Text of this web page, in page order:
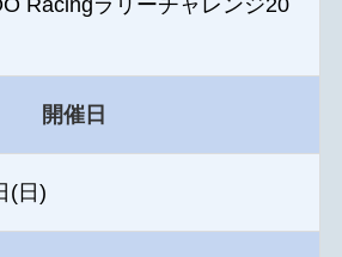
開催日
(日)